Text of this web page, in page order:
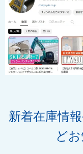
新着在庫情
ど